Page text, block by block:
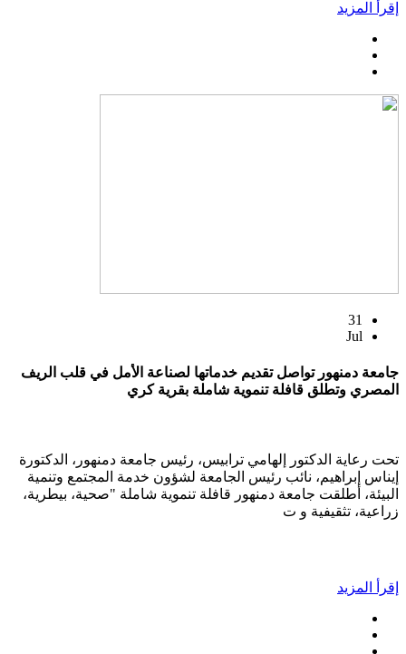
إقرأ المزيد
31
Jul
جامعة دمنهور تواصل تقديم خدماتها لصناعة الأمل في قلب الريف
المصري وتطلق قافلة تنموية شاملة بقرية كري
تحت رعاية الدكتور إلهامي ترابيس، رئيس جامعة دمنهور، الدكتورة
إيناس إبراهيم، نائب رئيس الجامعة لشؤون خدمة المجتمع وتنمية
البيئة، أطلقت جامعة دمنهور قافلة تنموية شاملة "صحية، بيطرية،
زراعية، تثقيفية و ت
إقرأ المزيد